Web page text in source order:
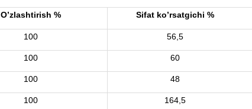
O’zlashtirish % Sifat ko’rsatgichi %
100 56,5
100 60
100 48
100 164,5